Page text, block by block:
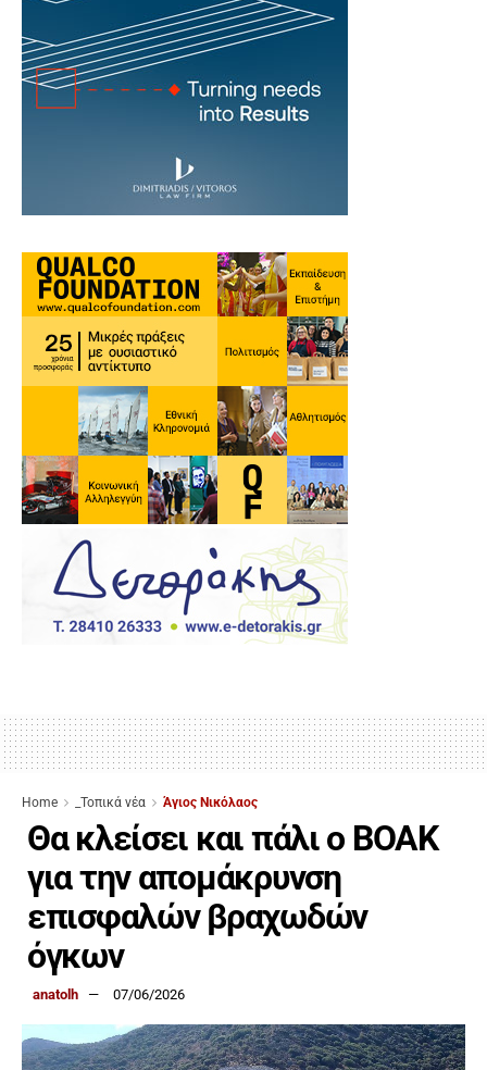
Home _Τοπικά νέα Άγιος Νικόλαος
Θα κλείσει και πάλι ο ΒΟΑΚ
για την απομάκρυνση
επισφαλών βραχωδών
όγκων
anatolh 07/06/2026